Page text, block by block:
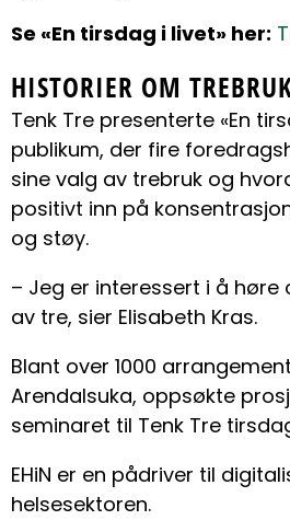
Se «En tirsdag i livet» her:
HISTORIER OM
Tenk Tre presenterte «En
publikum, der fire
sine valg av trebruk og
positivt inn på
og støy.
– Jeg er interessert i å høre
av tre, sier Elisabeth Kras.
Blant over 1000
Arendalsuka, oppsøkte
seminaret til Tenk Tre
EHiN er en pådriver til
helsesektoren.